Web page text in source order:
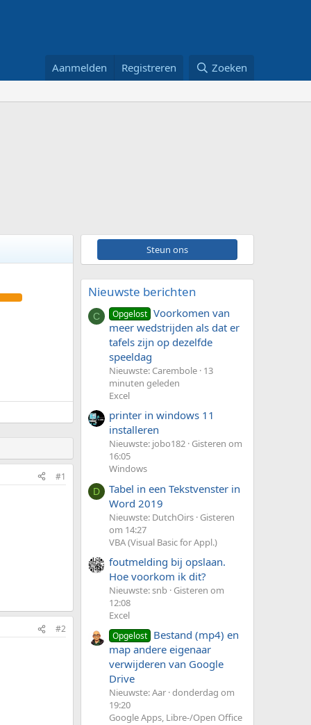
Aanmelden Registreren Zoeken
#1
#2
Steun ons
Nieuwste berichten
C Opgelost Voorkomen van
meer wedstrijden als dat er
tafels zijn op dezelfde
speeldag
Nieuwste: Carembole 13
minuten geleden
Excel
printer in windows 11
installeren
Nieuwste: jobo182 Gisteren om
16:05
Windows
D
Tabel in een Tekstvenster in
Word 2019
Nieuwste: DutchOirs Gisteren
om 14:27
VBA (Visual Basic for Appl.)
foutmelding bij opslaan.
Hoe voorkom ik dit?
Nieuwste: snb Gisteren om
12:08
Excel
Opgelost Bestand (mp4) en
map andere eigenaar
verwijderen van Google
Drive
Nieuwste: Aar donderdag om
19:20
Google Apps, Libre-/Open Office